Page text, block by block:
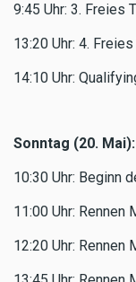
9:45 Uhr: 3. Freies
13:20 Uhr: 4.
14:10 Uhr:
Sonntag (20. Mai):
10:30 Uhr: Beginn
11:00 Uhr: Rennen
12:20 Uhr: Rennen